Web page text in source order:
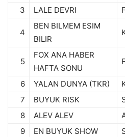
3 LALE DEVRI
4
BEN BILMEM ESIM
BILIR
5
FOX ANA HABER
HAFTA SONU
6 YALAN DUNYA (TKR)
7
BUYUK RISK
8
ALEV ALEV
9
EN BUYUK SHOW